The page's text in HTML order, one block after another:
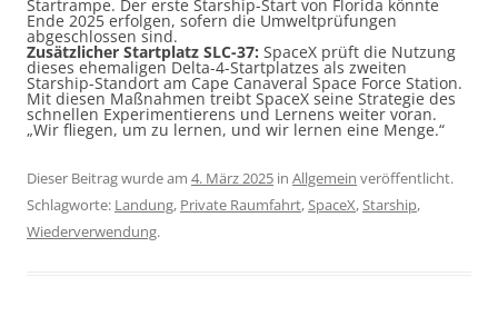
Startrampe. Der erste Starship-Start von Florida könnte
Ende 2025 erfolgen, sofern die Umweltprüfungen
abgeschlossen sind.
Zusätzlicher Startplatz SLC-37: SpaceX prüft die Nutzung
dieses ehemaligen Delta-4-Startplatzes als zweiten
Starship-Standort am Cape Canaveral Space Force Station.
Mit diesen Maßnahmen treibt SpaceX seine Strategie des
schnellen Experimentierens und Lernens weiter voran.
„Wir fliegen, um zu lernen, und wir lernen eine Menge.“
Dieser Beitrag wurde am 4. März 2025 in Allgemein veröffentlicht.
Schlagworte: Landung, Private Raumfahrt,SpaceX,Starship,
Wiederverwendung.